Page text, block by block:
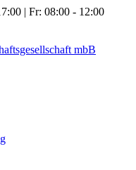
| Fr: 08:00 - 12:00